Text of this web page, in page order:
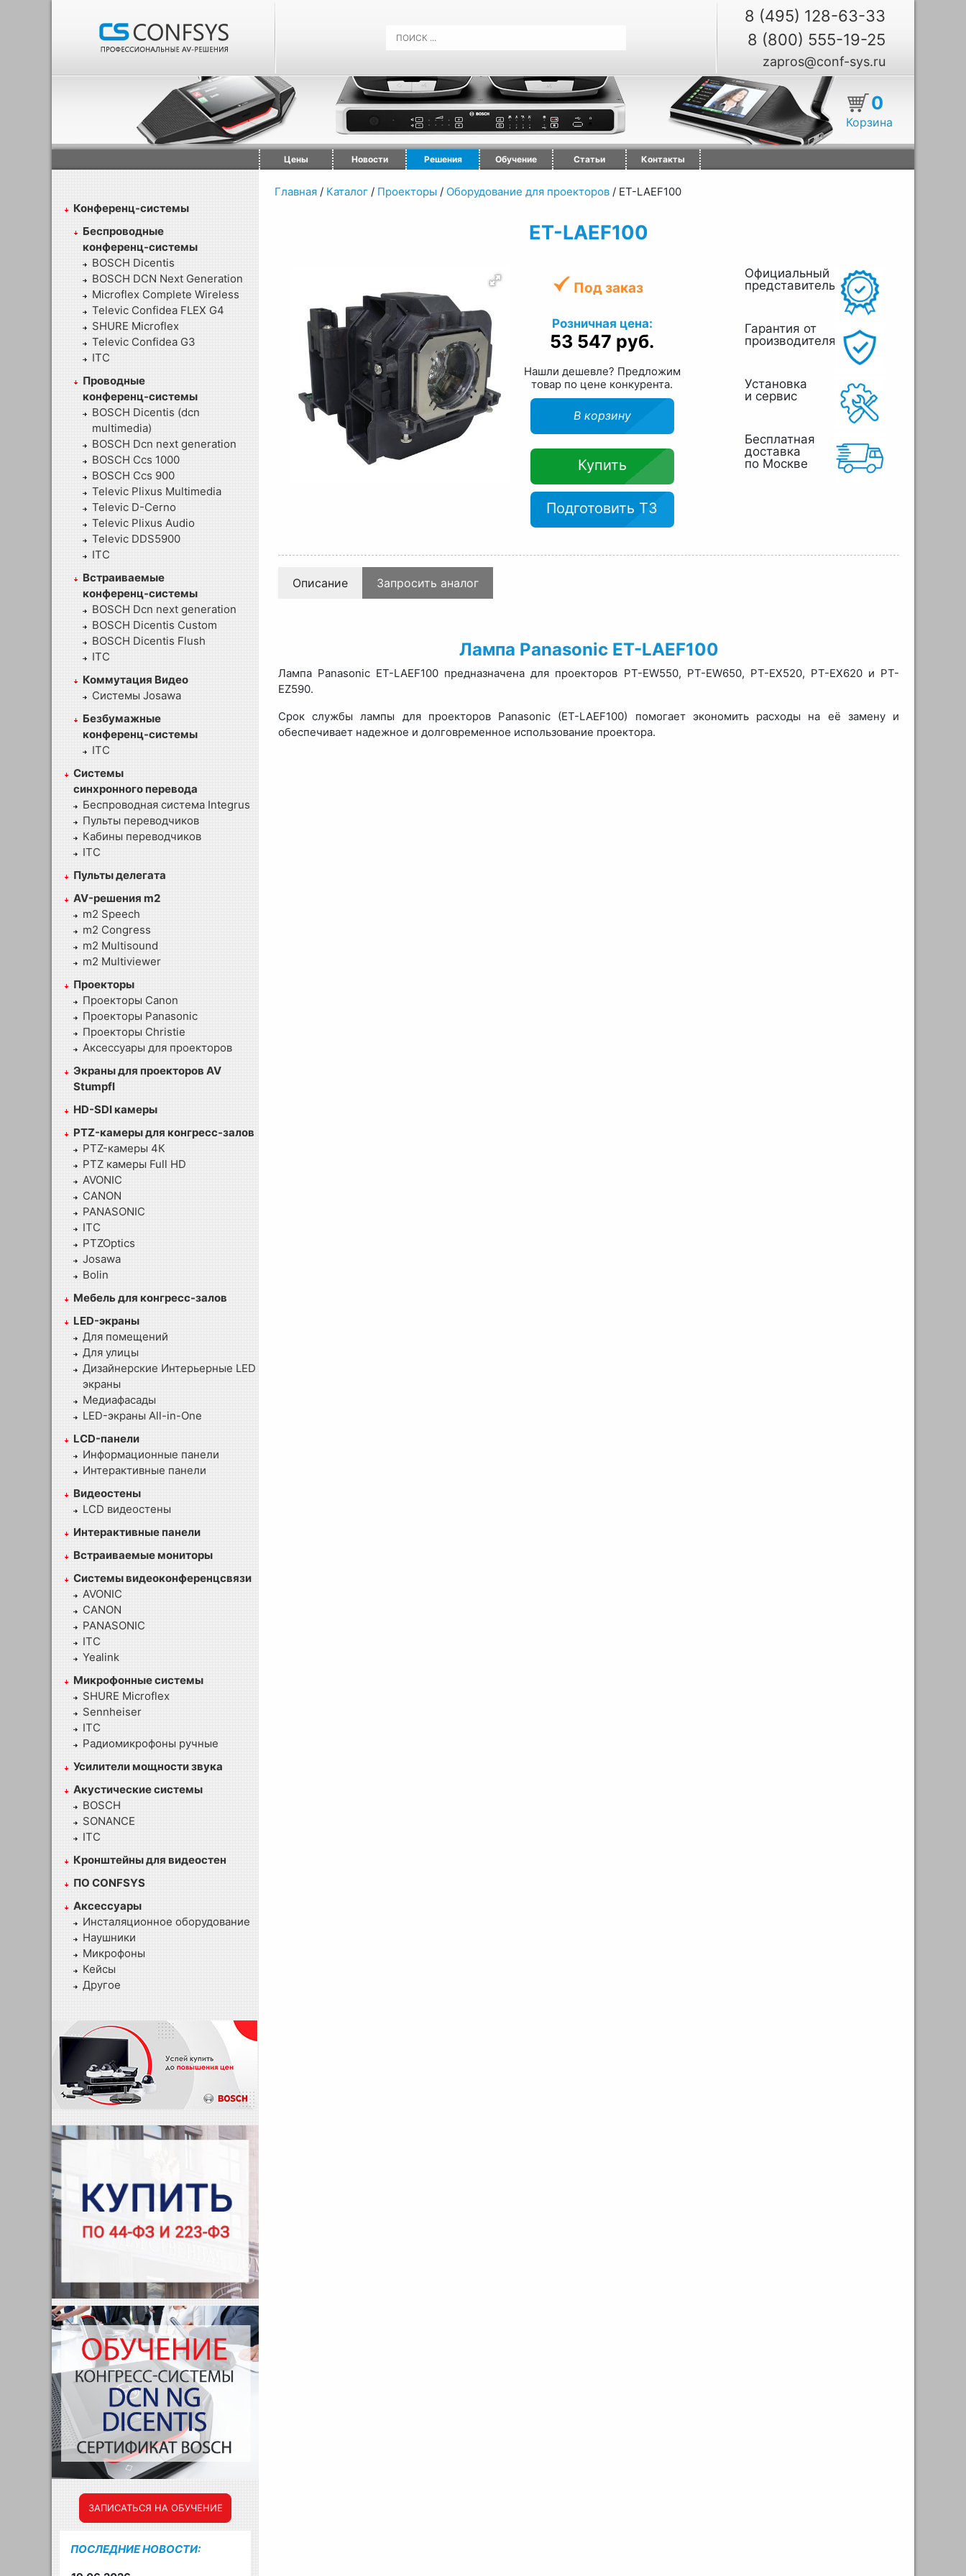
8 (495) 128-63-33
8 (800) 555-19-25
zapros@conf-sys.ru
0
Корзина
Цены Новости Решения Обучение Статьи Контакты
Конференц-системы
Беспроводные
конференц-системы
BOSCH Dicentis
BOSCH DCN Next Generation
Microflex Complete Wireless
Televic Confidea FLEX G4
SHURE Microflex
Televic Confidea G3
ITC
Проводные
конференц-системы
BOSCH Dicentis (dcn
multimedia)
BOSCH Dcn next generation
BOSCH Ccs 1000
BOSCH Ccs 900
Televic Plixus Multimedia
Televic D-Cerno
Televic Plixus Audio
Televic DDS5900
ITC
Встраиваемые
конференц-системы
BOSCH Dcn next generation
BOSCH Dicentis Custom
BOSCH Dicentis Flush
ITC
Коммутация Видео
Системы Josawa
Безбумажные
конференц-системы
ITC
Системы
синхронного перевода
Беспроводная система Integrus
Пульты переводчиков
Кабины переводчиков
ITC
Пульты делегата
AV-решения m2
m2 Speech
m2 Congress
m2 Multisound
m2 Multiviewer
Проекторы
Проекторы Canon
Проекторы Panasonic
Проекторы Christie
Аксессуары для проекторов
Экраны для проекторов AV
Stumpfl
HD-SDI камеры
PTZ-камеры для конгресс-залов
PTZ-камеры 4К
PTZ камеры Full HD
AVONIC
CANON
PANASONIC
ITC
PTZOptics
Josawa
Bolin
Мебель для конгресс-залов
LED-экраны
Для помещений
Для улицы
Дизайнерские Интерьерные LED
экраны
Медиафасады
LED-экраны All-in-One
LCD-панели
Информационные панели
Интерактивные панели
Видеостены
LCD видеостены
Интерактивные панели
Встраиваемые мониторы
Системы видеоконференцсвязи
AVONIC
CANON
PANASONIC
ITC
Yealink
Микрофонные системы
SHURE Microflex
Sennheiser
ITC
Радиомикрофоны ручные
Усилители мощности звука
Акустические системы
BOSCH
SONANCE
ITC
Кронштейны для видеостен
ПО CONFSYS
Аксессуары
Инсталяционное оборудование
Наушники
Микрофоны
Кейсы
Другое
ЗАПИСАТЬСЯ НА ОБУЧЕНИЕ
ПОСЛЕДНИЕ НОВОСТИ:
Главная / Каталог / Проекторы / Оборудование для проекторов / ET-LAEF100
ET-LAEF100
Под заказ
Розничная цена:
53 547 руб.
Нашли дешевле? Предложим
товар по цене конкурента.
В корзину
Купить
Подготовить ТЗ
Официальный
представитель
Гарантия от
производителя
Установка
и сервис
Бесплатная
доставка
по Москве
Описание Запросить аналог
Лампа Panasonic ET-LAEF100
Лампа Panasonic ET-LAEF100 предназначена для проекторов PT-EW550, PT-EW650, PT-EX520, PT-EX620 и PT-
EZ590.
Срок службы лампы для проекторов Panasonic (ET-LAEF100) помогает экономить расходы на её замену и
обеспечивает надежное и долговременное использование проектора.